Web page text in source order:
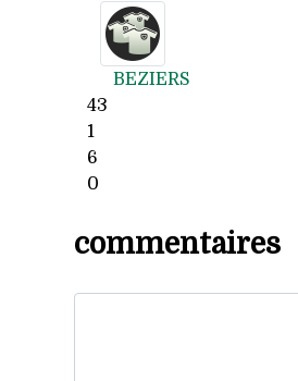
BEZIERS
43
1
6
0
commentaires